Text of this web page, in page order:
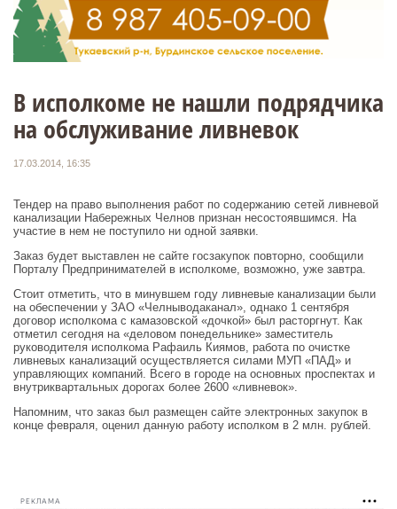
В исполкоме не нашли подрядчика
на обслуживание ливневок
17.03.2014, 16:35
Тендер на право выполнения работ по содержанию сетей ливневой
канализации Набережных Челнов признан несостоявшимся. На
участие в нем не поступило ни одной заявки.
Заказ будет выставлен не сайте госзакупок повторно, сообщили
Порталу Предпринимателей в исполкоме, возможно, уже завтра.
Стоит отметить, что в минувшем году ливневые канализации были
на обеспечении у ЗАО «Челныводаканал», однако 1 сентября
договор исполкома с камазовской «дочкой» был расторгнут. Как
отметил сегодня на «деловом понедельнике» заместитель
руководителя исполкома Рафаиль Киямов, работа по очистке
ливневых канализаций осуществляется силами МУП «ПАД» и
управляющих компаний. Всего в городе на основных проспектах и
внутриквартальных дорогах более 2600 «ливневок».
Напомним, что заказ был размещен сайте электронных закупок в
конце февраля, оценил данную работу исполком в 2 млн. рублей.
РЕКЛАМА